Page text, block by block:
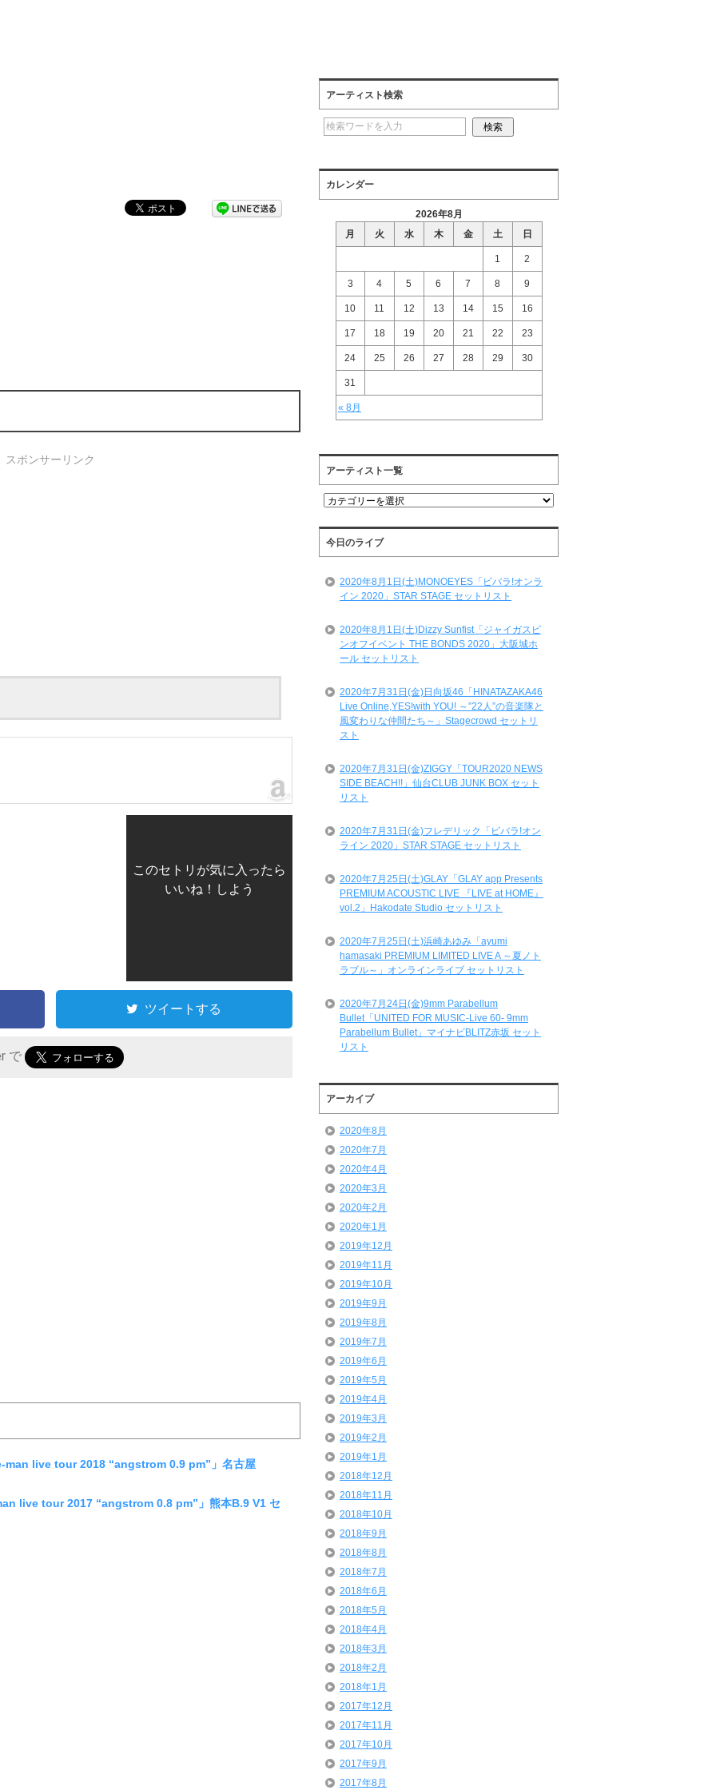
スポンサーリンク
このセトリが気に入ったら
いいね！しよう
ツイートする
で
man live tour 2018 “angstrom 0.9 pm”」名古屋
live tour 2017 “angstrom 0.8 pm”」熊本B.9 V1 セ
アーティスト検索
カレンダー
2026年8月
月
火 水 木 金 土 日
« 8月
1 2
3 4 5 6 7 8 9
10 11 12 13 14 15 16
17 18 19 20 21 22 23
24 25 26 27 28 29 30
31
アーティスト一覧
ア
テ
ィ
ス
一
今日のライブ
2020年8月1日(土)MONOEYES「ビバラ!オンラ
イン 2020」STAR STAGE セットリスト
2020年8月1日(土)Dizzy Sunfist「ジャイガスピ
ンオフイベント THE BONDS 2020」大阪城ホ
ール セットリスト
2020年7月31日(金)日向坂46「HINATAZAKA46
Live Online,YES!with YOU! ～”22人”の音楽隊と
風変わりな仲間たち～」Stagecrowd セットリ
スト
2020年7月31日(金)ZIGGY「TOUR2020 NEWS
SIDE BEACH!!」仙台CLUB JUNK BOX セット
リスト
2020年7月31日(金)フレデリック「ビバラ!オン
ライン 2020」STAR STAGE セットリスト
2020年7月25日(土)GLAY「GLAY app Presents
PREMIUM ACOUSTIC LIVE 『LIVE at HOME』
vol.2」Hakodate Studio セットリスト
2020年7月25日(土)浜崎あゆみ「ayumi
hamasaki PREMIUM LIMITED LIVE A ～夏ノト
ラブル～」オンラインライブ セットリスト
2020年7月24日(金)9mm Parabellum
Bullet「UNITED FOR MUSIC-Live 60- 9mm
Parabellum Bullet」マイナビBLITZ赤坂 セット
リスト
アーカイブ
2020年8月
2020年7月
2020年4月
2020年3月
2020年2月
2020年1月
2019年12月
2019年11月
2019年10月
2019年9月
2019年8月
2019年7月
2019年6月
2019年5月
2019年4月
2019年3月
2019年2月
2019年1月
2018年12月
2018年11月
2018年10月
2018年9月
2018年8月
2018年7月
2018年6月
2018年5月
2018年4月
2018年3月
2018年2月
2018年1月
2017年12月
2017年11月
2017年10月
2017年9月
2017年8月